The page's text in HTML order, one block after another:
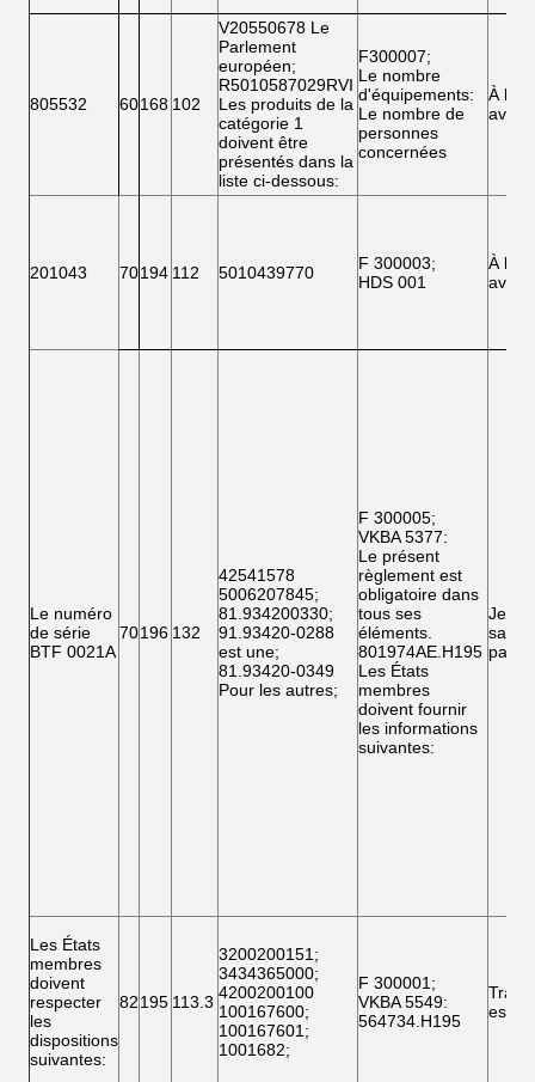
805532 60168 102
V20550678 Le
Parlement
européen;
R5010587029RVI
Les produits de la
catégorie 1
doivent être
présentés dans la
liste ci-dessous:
F300007;
Le nombre
d'équipements:
Le nombre de
personnes
concernées
À l'
avant
201043 70194 112 5010439770 F 300003;
HDS 001
À l'
avant
Le numéro
de série
BTF 0021A
70196 132
42541578
5006207845;
81.934200330;
91.93420-0288
est une;
81.93420-0349
Pour les autres;
F 300005;
VKBA 5377:
Le présent
règlement est
obligatoire dans
tous ses
éléments.
801974AE.H195
Les États
membres
doivent fournir
les informations
suivantes:
Je ne
sais
pas.
Les États
membres
doivent
respecter
les
dispositions
suivantes:
82195 113.3
3200200151 ;
3434365000;
4200200100
100167600;
100167601 ;
1001682;
F 300001 ;
VKBA 5549:
564734.H195